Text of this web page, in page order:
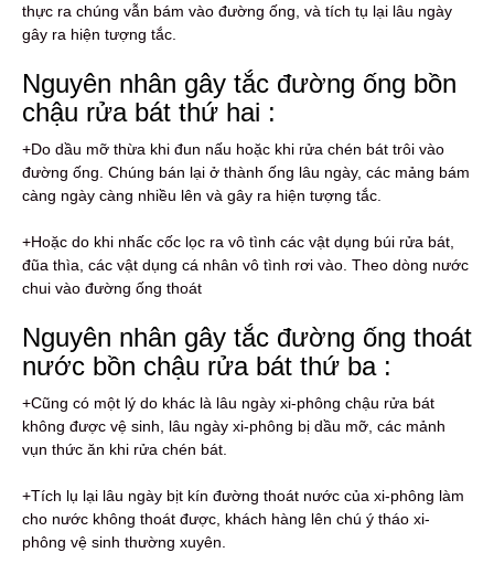
thực ra chúng vẫn bám vào đường ống, và tích tụ lại lâu ngày
gây ra hiện tượng tắc.
Nguyên nhân gây tắc đường ống bồn
chậu rửa bát thứ hai :
+Do dầu mỡ thừa khi đun nấu hoặc khi rửa chén bát trôi vào
đường ống. Chúng bán lại ở thành ống lâu ngày, các mảng bám
càng ngày càng nhiều lên và gây ra hiện tượng tắc.
+Hoặc do khi nhấc cốc lọc ra vô tình các vật dụng búi rửa bát,
đũa thìa, các vật dụng cá nhân vô tình rơi vào. Theo dòng nước
chui vào đường ống thoát
Nguyên nhân gây tắc đường ống thoát
nước bồn chậu rửa bát thứ ba :
+Cũng có một lý do khác là lâu ngày xi-phông chậu rửa bát
không được vệ sinh, lâu ngày xi-phông bị dầu mỡ, các mảnh
vụn thức ăn khi rửa chén bát.
+Tích lụ lại lâu ngày bịt kín đường thoát nước của xi-phông làm
cho nước không thoát được, khách hàng lên chú ý tháo xi-
phông vệ sinh thường xuyên.